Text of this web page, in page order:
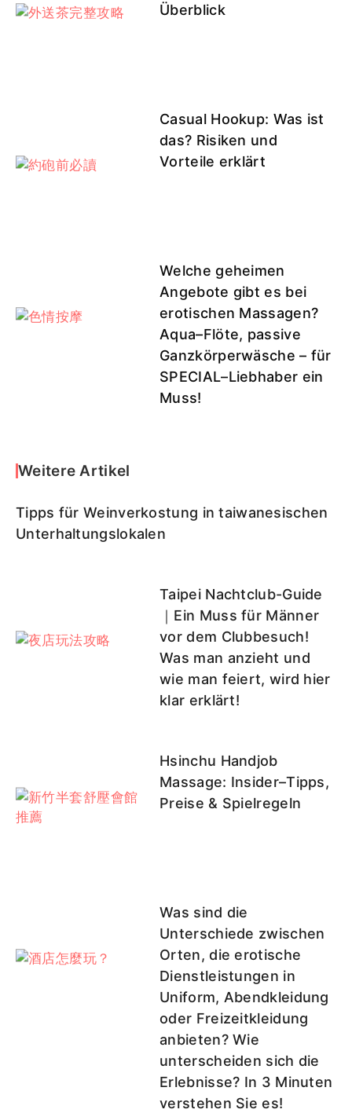
Überblick
Casual Hookup: Was ist
das? Risiken und
Vorteile erklärt
Welche geheimen
Angebote gibt es bei
erotischen Massagen?
Aqua–Flöte, passive
Ganzkörperwäsche – für
SPECIAL–Liebhaber ein
Muss!
Weitere Artikel
Tipps für Weinverkostung in taiwanesischen
Unterhaltungslokalen
Taipei Nachtclub-Guide
｜Ein Muss für Männer
vor dem Clubbesuch!
Was man anzieht und
wie man feiert, wird hier
klar erklärt!
Hsinchu Handjob
Massage: Insider–Tipps,
Preise & Spielregeln
Was sind die
Unterschiede zwischen
Orten, die erotische
Dienstleistungen in
Uniform, Abendkleidung
oder Freizeitkleidung
anbieten? Wie
unterscheiden sich die
Erlebnisse? In 3 Minuten
verstehen Sie es!